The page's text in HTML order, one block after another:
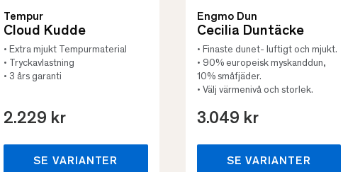
Tempur
Cloud Kudde
• Extra mjukt Tempurmaterial
• Tryckavlastning
• 3 års garanti
2.229 kr
SE VARIANTER
Engmo Dun
Cecilia Duntäcke
• Finaste dunet- luftigt och mjukt.
• 90% europeisk myskanddun,
10% småfjäder.
• Välj värmenivå och storlek.
3.049 kr
SE VARIANTER